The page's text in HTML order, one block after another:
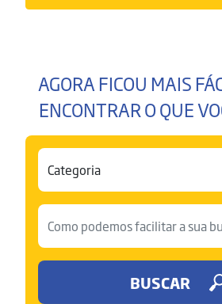
AGORA FICOU MAIS
ENCONTRAR O QUE
BUSCAR